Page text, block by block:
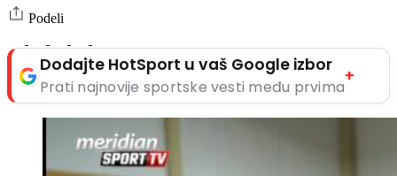
Podeli
Dodajte HotSport u vaš Google izbor
Prati najnovije sportske vesti među prvima
+